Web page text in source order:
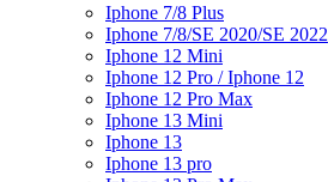
Iphone 7/8 Plus
Iphone 7/8/SE 2020/SE 2022
Iphone 12 Mini
Iphone 12 Pro / Iphone 12
Iphone 12 Pro Max
Iphone 13 Mini
Iphone 13
Iphone 13 pro